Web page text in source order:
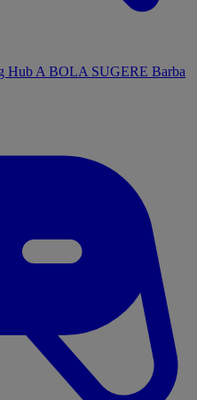
Hub A BOLA SUGERE Barba